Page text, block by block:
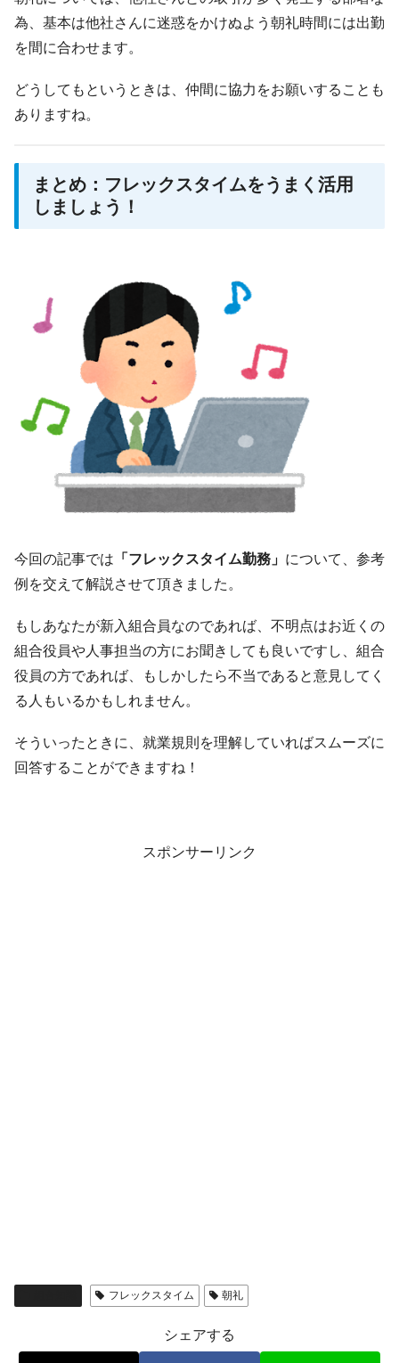
為、基本は他社さんに迷惑をかけぬよう朝礼時間には出勤
を間に合わせます。
どうしてもというときは、仲間に協力をお願いすることも
ありますね。
まとめ：フレックスタイムをうまく活用
しましょう！
今回の記事では 「フレックスタイム勤務」 について、参考
例を交えて解説させて頂きました。
もしあなたが新入組合員なのであれば、不明点はお近くの
組合役員や人事担当の方にお聞きしても良いですし、組合
役員の方であれば、もしかしたら不当であると意見してく
る人もいるかもしれません。
そういったときに、就業規則を理解していればスムーズに
回答することができますね！
スポンサーリンク
フレックスタイム 朝礼
シェアする